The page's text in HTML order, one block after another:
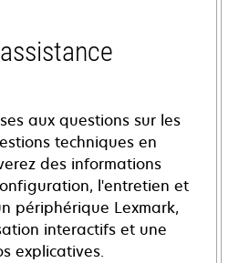
aux questions sur les
techniques en
des informations
l'entretien et
périphérique Lexmark,
interactifs et une
explicatives.